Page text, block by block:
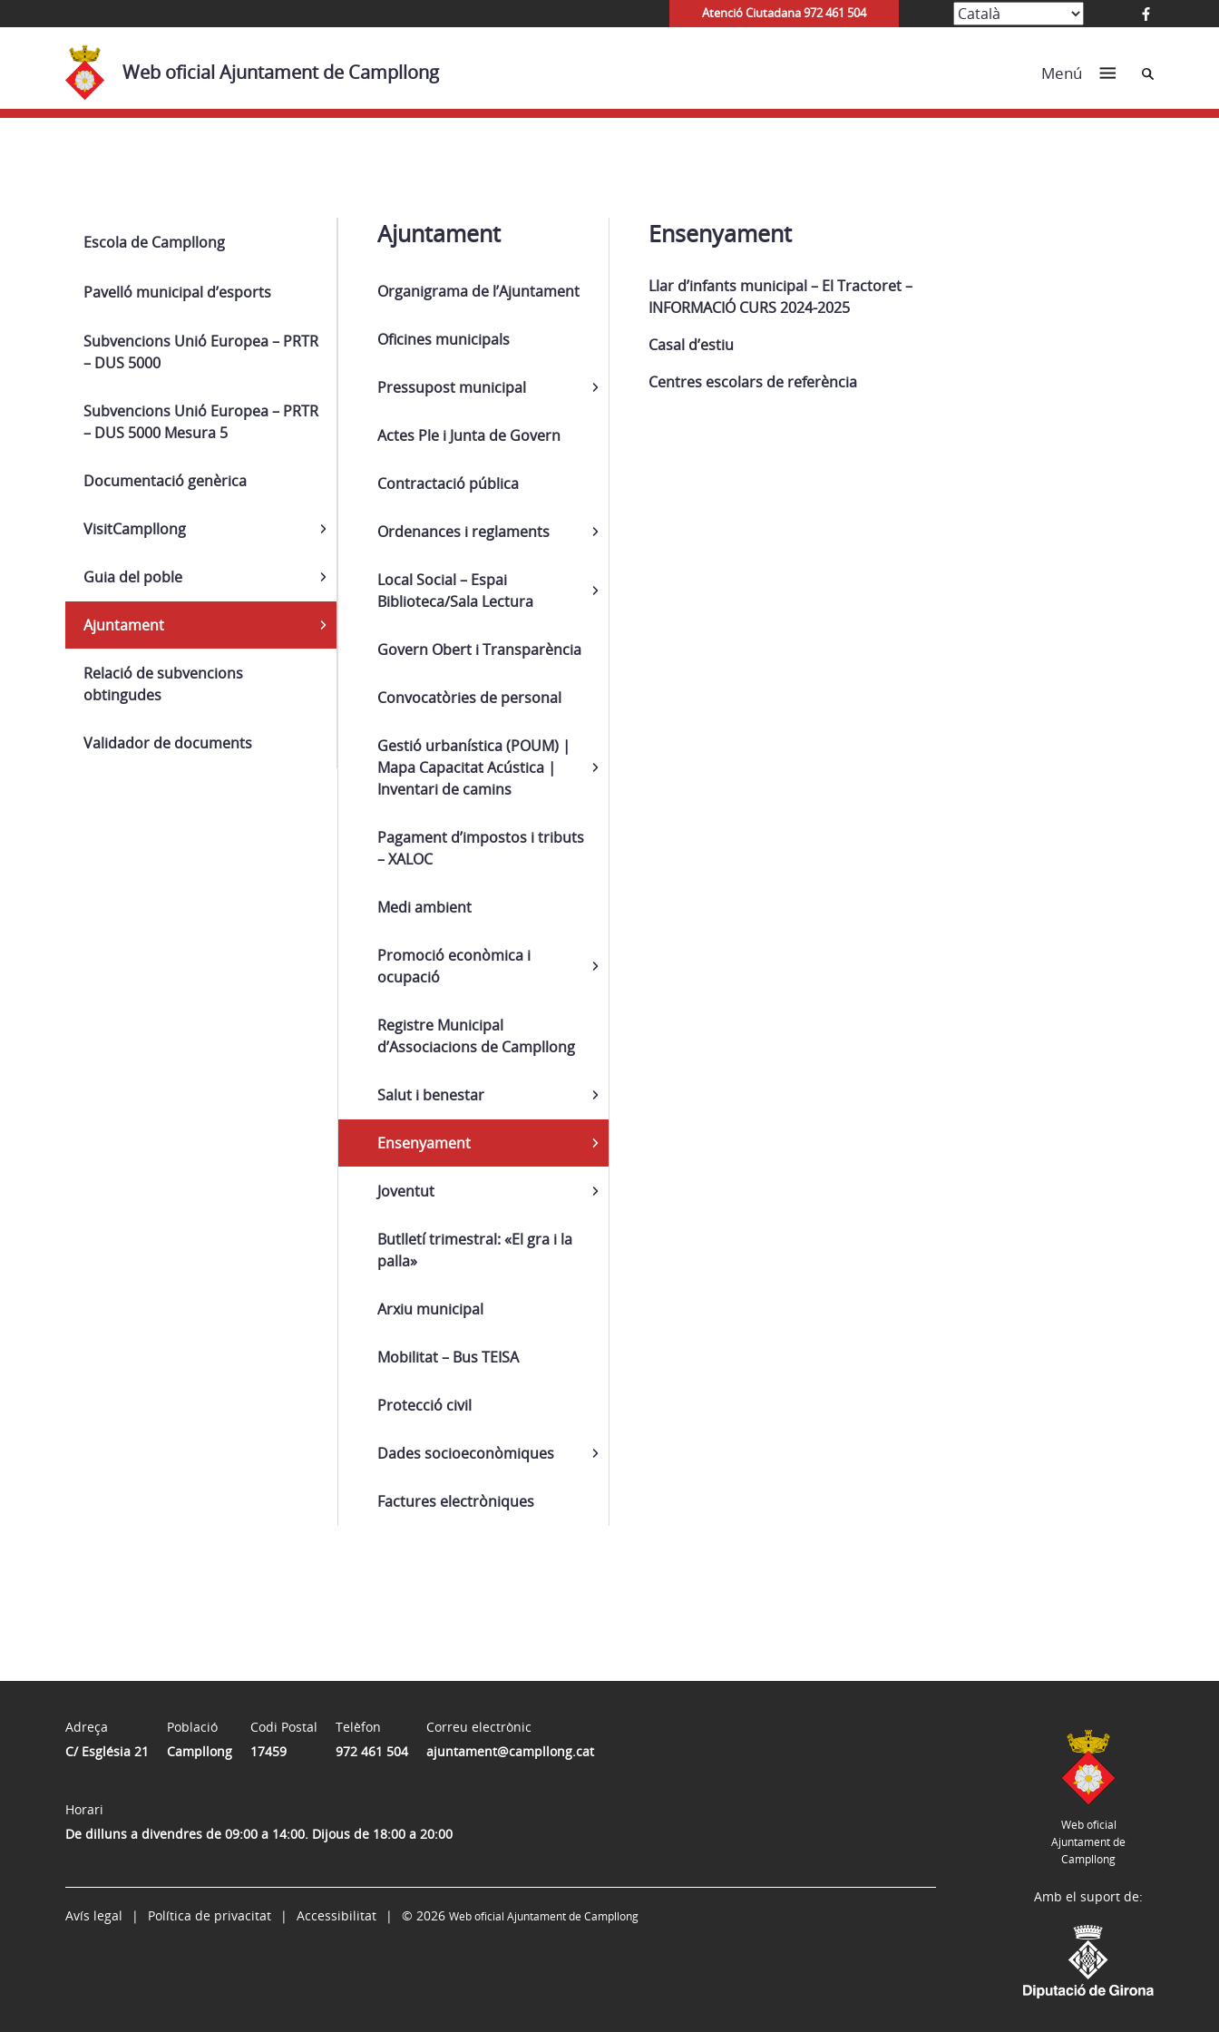
Atenció Ciutadana 972 461 504
Web oficial Ajuntament de Campllong Menú Cerca
Navega
Escola de Campllong
Pavelló municipal d’esports
Subvencions Unió Europea – PRTR
– DUS 5000
Subvencions Unió Europea – PRTR
– DUS 5000 Mesura 5
Documentació genèrica
VisitCampllong
Guia del poble
Ajuntament
Ajuntament
Organigrama de l’Ajuntament
Oficines municipals
Pressupost municipal
Actes Ple i Junta de Govern
Contractació pública
Ordenances i reglaments
Local Social – Espai
Biblioteca/Sala Lectura
Govern Obert i Transparència
Convocatòries de personal
Gestió urbanística (POUM) |
Mapa Capacitat Acústica |
Inventari de camins
Pagament d’impostos i tributs
– XALOC
Medi ambient
Promoció econòmica i
ocupació
Registre Municipal
d’Associacions de Campllong
Salut i benestar
Ensenyament
Ensenyament
Llar d’infants municipal – El Tractoret –
INFORMACIÓ CURS 2024-2025
Casal d’estiu
Centres escolars de referència
Joventut
Butlletí trimestral: «El gra i la
palla»
Arxiu municipal
Mobilitat – Bus TEISA
Protecció civil
Dades socioeconòmiques
Factures electròniques
Relació de subvencions
obtingudes
Validador de documents
Adreça
C/ Església 21
Població
Campllong
Codi Postal
17459
Telèfon
972 461 504
Correu electrònic
ajuntament@campllong.cat
Horari
De dilluns a divendres de 09:00 a 14:00. Dijous de 18:00 a 20:00
Web oficial
Ajuntament de
Campllong
Avís legal Política de privacitat Accessibilitat © 2026 Web oficial Ajuntament de Campllong
Amb el suport de: